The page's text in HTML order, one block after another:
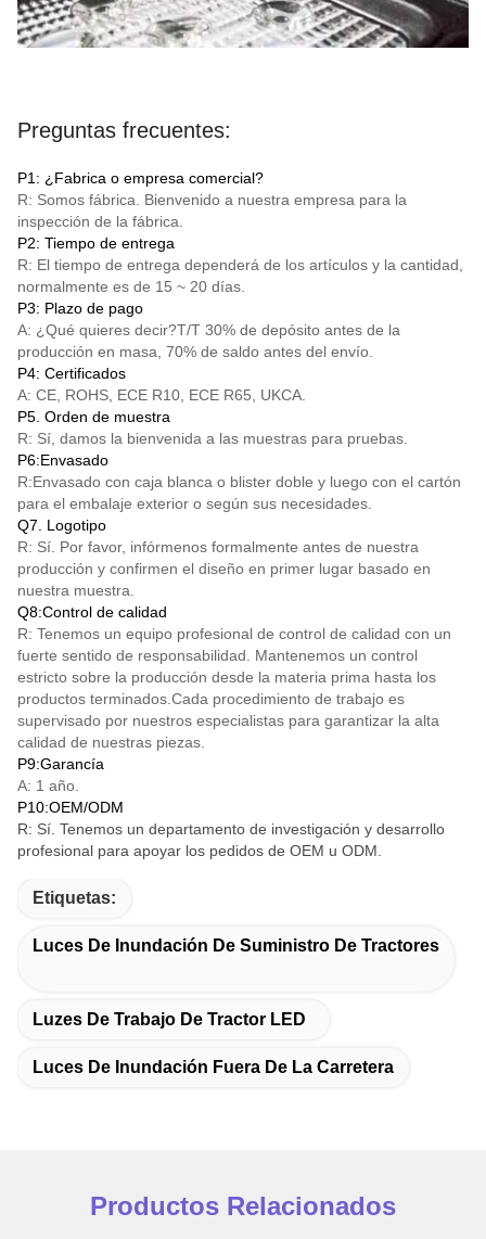
Preguntas frecuentes:
P1: ¿Fabrica o empresa comercial?
R: Somos fábrica. Bienvenido a nuestra empresa para la
inspección de la fábrica.
P2: Tiempo de entrega
R: El tiempo de entrega dependerá de los artículos y la cantidad,
normalmente es de 15 ~ 20 días.
P3: Plazo de pago
A: ¿Qué quieres decir?T/T 30% de depósito antes de la
producción en masa, 70% de saldo antes del envío.
P4: Certificados
A: CE, ROHS, ECE R10, ECE R65, UKCA.
P5. Orden de muestra
R: Sí, damos la bienvenida a las muestras para pruebas.
P6:Envasado
R:Envasado con caja blanca o blister doble y luego con el cartón
para el embalaje exterior o según sus necesidades.
Q7. Logotipo
R: Sí. Por favor, infórmenos formalmente antes de nuestra
producción y confirmen el diseño en primer lugar basado en
nuestra muestra.
Q8:Control de calidad
R: Tenemos un equipo profesional de control de calidad con un
fuerte sentido de responsabilidad. Mantenemos un control
estricto sobre la producción desde la materia prima hasta los
productos terminados.Cada procedimiento de trabajo es
supervisado por nuestros especialistas para garantizar la alta
calidad de nuestras piezas.
P9:Garancía
A: 1 año.
P10:OEM/ODM
R: Sí. Tenemos un departamento de investigación y desarrollo
profesional para apoyar los pedidos de OEM u ODM.
Etiquetas:
Luces De Inundación De Suministro De Tractores
Luzes De Trabajo De Tractor LED
Luces De Inundación Fuera De La Carretera
Productos Relacionados